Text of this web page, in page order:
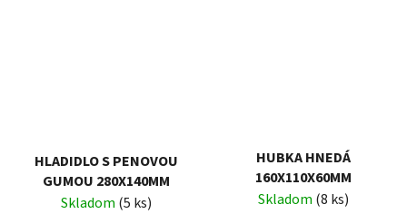
HLADIDLO S PENOVOU
GUMOU 280X140MM
Skladom (5 ks)
HUBKA HNEDÁ
160X110X60MM
Skladom (8 ks)